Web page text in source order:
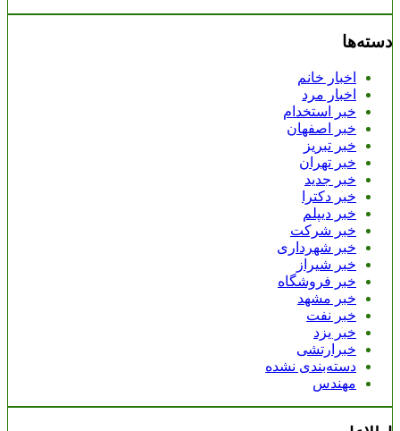
دسته‌ها
اخبار خانم
اخبار مرد
خبر استخدام
خبر اصفهان
خبر تبریز
خبر تهران
خبر جدید
خبر دکترا
خبر دیپلم
خبر شرکت
خبر شهرداری
خبر شیراز
خبر فروشگاه
خبر مشهد
خبر نفت
خبر یزد
خبرارتشی
دسته‌بندی نشده
مهندس